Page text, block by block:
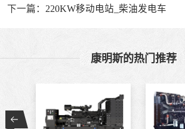
下一篇： 220KW移动电站_柴油发电车
康明斯的热门推荐